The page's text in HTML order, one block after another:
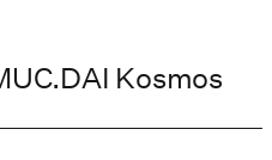
Kosmos